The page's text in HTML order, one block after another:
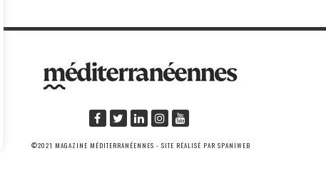
©2021 MAGAZINE MÉDITERRANÉENNES - SITE RÉALISÉ PAR SPANIWEB